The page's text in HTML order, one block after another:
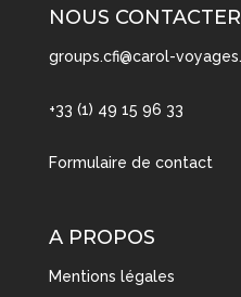
NOUS CONTACTER
groups.cfi@carol-
+33 (1) 49 15 96 33
Formulaire de contact
A PROPOS
Mentions légales